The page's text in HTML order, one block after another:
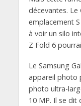
décevantes. Le
emplacement
à voir un silo
Z Fold 6
Le Samsung
appareil photo
photo ultra-
10 MP. Il se dit